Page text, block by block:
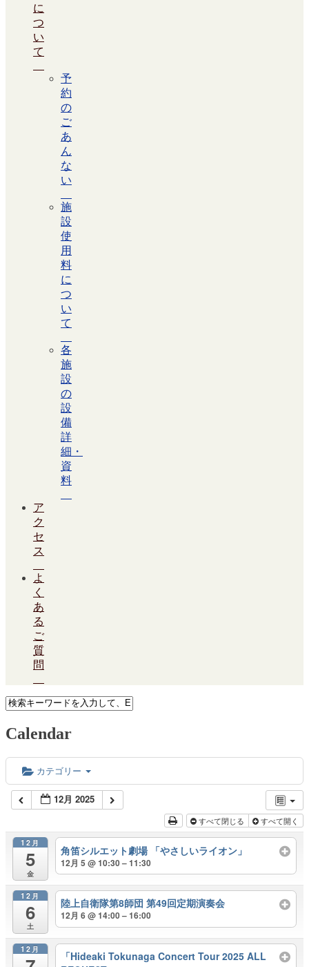
に
つ
い
て
予
約
の
ご
あ
ん
な
い
施
設
使
用
料
に
つ
い
て
各
施
設
の
設
備
詳
細・
資
料
ア
ク
セ
ス
よ
く
あ
る
ご
質
問
Calendar
カテゴリー
12月 2025
すべて閉じる すべて開く
12月
5
金
角笛シルエット劇場 「やさしいライオン」
12月 5 @ 10:30 – 11:30
12月
6
土
陸上自衛隊第8師団 第49回定期演奏会
12月 6 @ 14:00 – 16:00
12月
「Hideaki Tokunaga Concert Tour 2025 ALL